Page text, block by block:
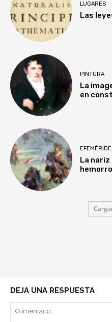
LUGARES
Las
PINTURA
La
en
La nariz
DEJA UNA RESPUESTA